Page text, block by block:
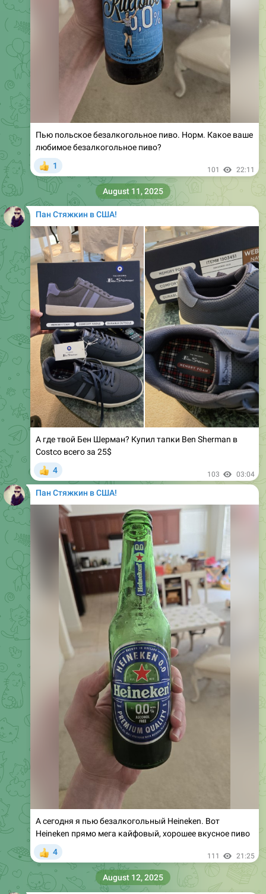
Пью польское безалкогольное пиво. Норм. Какое ваше
любимое безалкогольное пиво?
1 101 22:11
Пан Стяжкин в США!
А где твой Бен Шерман? Купил тапки Ben Sherman в
Costco всего за 25$
4 103 03:04
August 11, 2025
Пан Стяжкин в США!
А сегодня я пью безалкогольный Heineken. Вот
Heineken прямо мега кайфовый, хорошее вкусное пиво
4 111 21:25
August 12, 2025